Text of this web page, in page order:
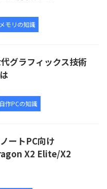
メモリの知識
グラフィックス技術
自作PCの知識
ートPC向け
X2 Elite/X2